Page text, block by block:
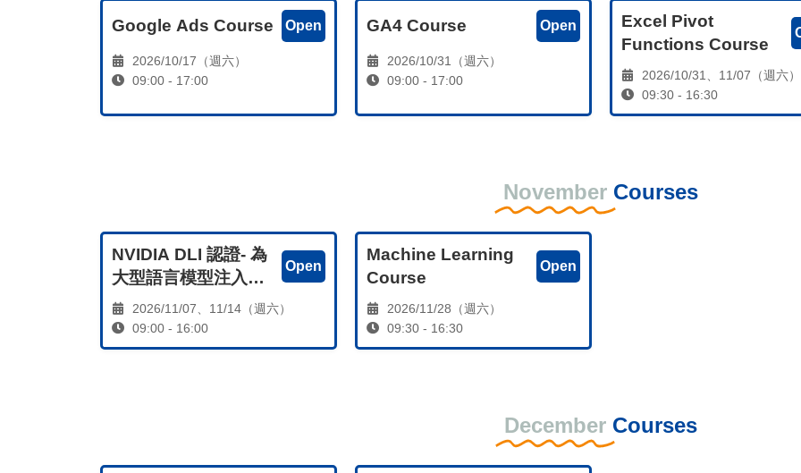
Google Ads Course Open
2026/10/17（週六）
09:00 - 17:00
GA4 Course Open
2026/10/31（週六）
09:00 - 17:00
Excel Pivot
Functions Course
2026/10/31、11/07（週六）
09:30 - 16:30
November Courses
NVIDIA DLI 認證- 為
大型語言模型注入新
的知識（Adding
New Knowledge to
LLMs）
Open
2026/11/07、11/14（週六）
09:00 - 16:00
Machine Learning
Course
Open
2026/11/28（週六）
09:30 - 16:30
December Courses